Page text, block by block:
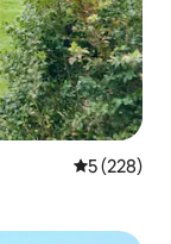
Průměrné
5 (228)